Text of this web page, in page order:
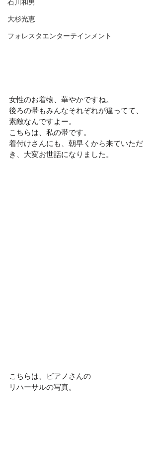
石川和男
大杉光恵
フォレスタエンターテインメント
女性のお着物、華やかですね。
後ろの帯もみんなそれぞれが違ってて、
素敵なんですよー。
こちらは、私の帯です。
着付けさんにも、朝早くから来ていただ
き、大変お世話になりました。
こちらは、ピアノさんの
リハーサルの写真。